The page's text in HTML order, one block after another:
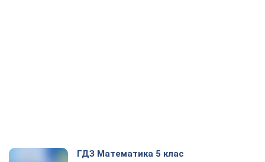
ГДЗ Математика 5 клас